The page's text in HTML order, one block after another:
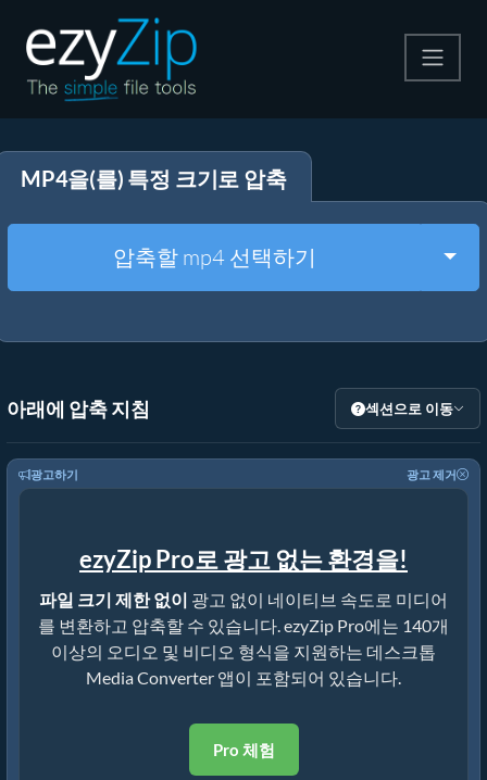
압축 해제
기타 도구
MP4을(를) 특정 크기로 압축
압축할 mp4 선택하기
아래에 압축 지침 섹션으로 이동
광고하기 광고 제거
ezyZip Pro로 광고 없는 환경을!
파일 크기 제한 없이 광고 없이 네이티브 속도로 미디어
를 변환하고 압축할 수 있습니다. ezyZip Pro에는 140개
이상의 오디오 및 비디오 형식을 지원하는 데스크톱
Media Converter 앱이 포함되어 있습니다.
Pro 체험